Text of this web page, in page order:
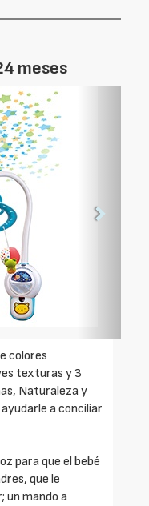
meses
colores
texturas y 3
Naturaleza y
a conciliar
para que el bebé
que le
un mando a